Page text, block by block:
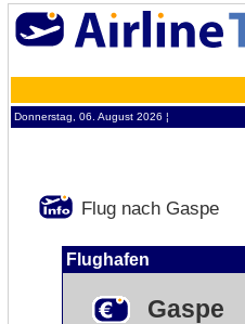
Donnerstag, 06. August 2026 ¦
Flug nach Gaspe
Flughafen
Gaspe